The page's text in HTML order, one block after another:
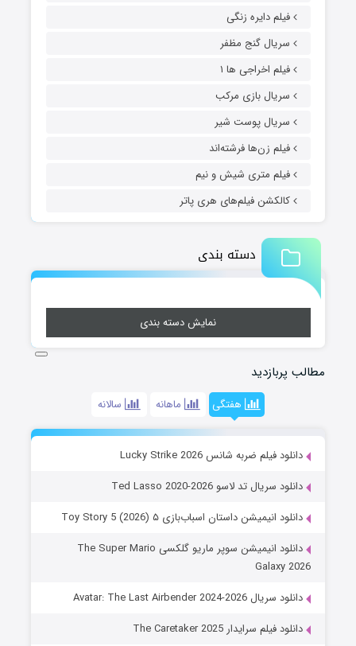
فیلم دایره زنگی
سریال گنج مظفر
فیلم اخراجی ها ۱
سریال بازی مرکب
سریال پوست شیر
فیلم زن‌ها فرشته‌اند
فیلم متری شیش و نیم
کالکشن فیلم‌های هری پاتر
دسته بندی
نمایش دسته بندی
مطالب پربازدید
هفتگی ماهانه سالانه
دانلود فیلم ضربه شانس Lucky Strike 2026
دانلود سریال تد لاسو Ted Lasso 2020-2026
دانلود انیمیشن داستان اسباب‌بازی ۵ Toy Story 5 (2026)
دانلود انیمیشن سوپر ماریو گلکسی The Super Mario
Galaxy 2026
دانلود سریال Avatar: The Last Airbender 2024-2026
دانلود فیلم سرایدار The Caretaker 2025